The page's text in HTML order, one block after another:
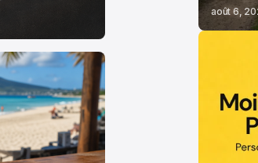
août 6,